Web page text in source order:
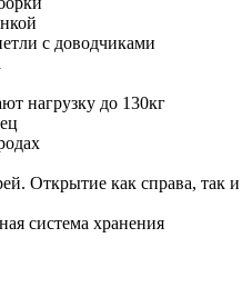
с доводчиками
нагрузку до 130кг
Открытие как справа, так и
система хранения